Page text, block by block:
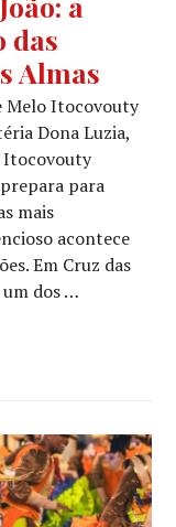
das
Almas
Melo Itocovouty
Dona Luzia,
Itocovouty
para
mais
acontece
Em Cruz das
dos …
João: a